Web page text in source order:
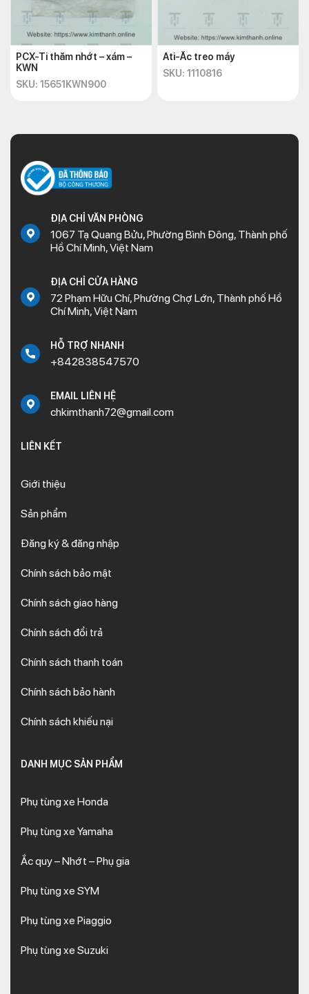
PCX-Ti thăm nhớt – xám –
KWN
SKU: 15651KWN900
Ati-Ắc treo máy
SKU: 1110816
ĐỊA CHỈ VĂN PHÒNG
1067 Tạ Quang Bửu, Phường Bình Đông, Thành phố
Hồ Chí Minh, Việt Nam
ĐỊA CHỈ CỬA HÀNG
72 Phạm Hữu Chí, Phường Chợ Lớn, Thành phố Hồ
Chí Minh, Việt Nam
HỖ TRỢ NHANH
+842838547570
EMAIL LIÊN HỆ
chkimthanh72@gmail.com
LIÊN KẾT
Giới thiệu
Sản phẩm
Đăng ký & đăng nhập
Chính sách bảo mật
Chính sách giao hàng
Chính sách đổi trả
Chính sách thanh toán
Chính sách bảo hành
Chính sách khiếu nại
DANH MỤC SẢN PHẨM
Phụ tùng xe Honda
Phụ tùng xe Yamaha
Ắc quy – Nhớt – Phụ gia
Phụ tùng xe SYM
Phụ tùng xe Piaggio
Phụ tùng xe Suzuki